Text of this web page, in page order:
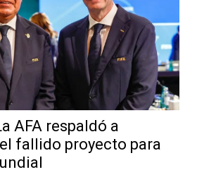
AFA respaldó a
fallido proyecto para